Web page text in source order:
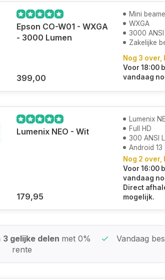
Epson CO-W01 - WXGA
- 3000 Lumen
399,00
Mini
WXGA
3000 ANSI
Zakelijke
Nog 3
Voor 18:00
vandaag
Lumenix NEO - Wit
179,95
Lumenix
Full HD
300 ANSI
Android 13
Nog 2
Voor 16:00
vandaag
Direct
mogelijk.
3 gelijke delen met 0%
rente
Vandaag